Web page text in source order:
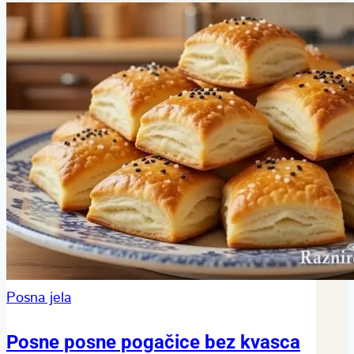
Posna jela
Posne posne pogačice bez kvasca